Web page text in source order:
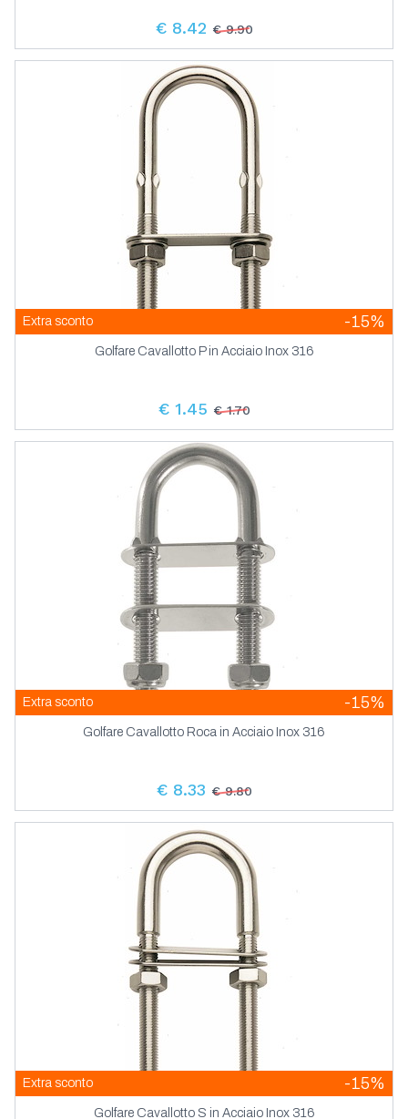
€ 8.42 € 9.90
Extra sconto -15%
Golfare Cavallotto P in Acciaio Inox 316
€ 1.45 € 1.70
Extra sconto -15%
Golfare Cavallotto Roca in Acciaio Inox 316
€ 8.33 € 9.80
Extra sconto -15%
Golfare Cavallotto S in Acciaio Inox 316